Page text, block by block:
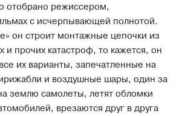
отобрано режиссером,
с исчерпывающей полнотой.
он строит монтажные цепочки из
и прочих катастроф, то кажется, он
их варианты, запечатленные на
и воздушные шары, один за
землю самолеты, летят обломки
врезаются друг в друга